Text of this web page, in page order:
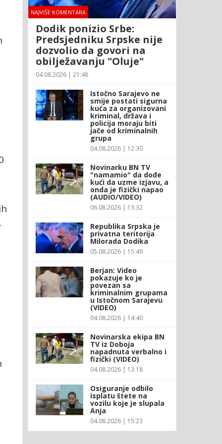
NAJVIŠE KOMENTARA
Dodik ponizio Srbe:
Predsjedniku Srpske nije
dozvolio da govori na
obilježavanju "Oluje"
04.08.2026 | 21:48
Istočno Sarajevo ne
smije postati sigurna
kuća za organizovani
kriminal, država i
policija moraju biti
jače od kriminalnih
grupa
04.08.2026 | 12:30
Novinarku BN TV
"namamio" da dođe
kući da uzme izjavu, a
onda je fizički napao
(AUDIO/VIDEO)
06.08.2026 | 13:32
Republika Srpska je
privatna teritorija
Milorada Dodika
05.08.2026 | 15:49
Berjan: Video
pokazuje ko je
povezan sa
kriminalnim grupama
u Istočnom Sarajevu
(VIDEO)
04.08.2026 | 14:40
Novinarska ekipa BN
TV iz Doboja
napadnuta verbalno i
fizički (VIDEO)
04.08.2026 | 13:18
Osiguranje odbilo
isplatu štete na
vozilu koje je slupala
Anja
04.08.2026 | 15:23